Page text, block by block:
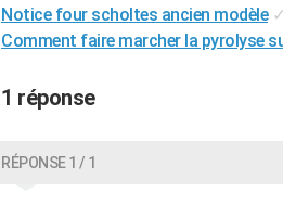
Notice four scholtes ancien modèle ✓
Comment faire marcher la pyrolyse
1 réponse
RÉPONSE 1 / 1